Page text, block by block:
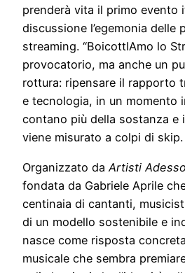
prenderà vita il primo evento
discussione l’egemonia delle
streaming. “BoicottIAmo lo
provocatorio, ma anche un
rottura: ripensare il rapporto
e tecnologia, in un momento
contano più della sostanza e
viene misurato a colpi di skip.
Organizzato da Artisti Adesso
fondata da Gabriele Aprile
centinaia di cantanti,
di un modello sostenibile e
nasce come risposta
musicale che sembra